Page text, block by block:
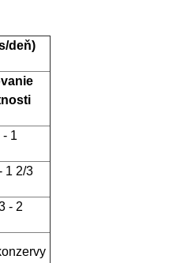
deň)
- 1
1 2/3
- 2